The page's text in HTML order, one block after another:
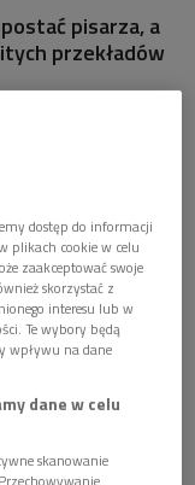
pisarza, a
przekładów
w Starym Teatrze w
był M. Słomczyński
dostęp do informacji
plikach cookie w celu
zaakceptować swoje
skorzystać z
interesu lub w
Te wybory będą
wpływu na dane
dane w celu
skanowanie